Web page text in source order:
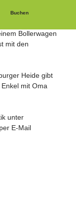
Buchen
Bollerwagen
mit den
Heide gibt
mit Oma
unter
E-Mail